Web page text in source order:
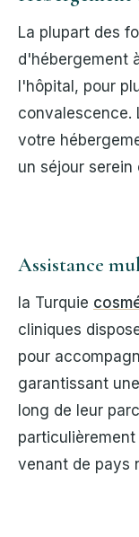
La plupart des
d'hébergement
l'hôpital, pour
convalescence.
votre
un séjour
Assistance
la Turquie
cliniques
pour
garantissant
long de leur
venant de pays